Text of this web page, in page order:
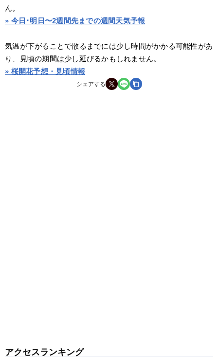
ん。
» 今日･明日〜2週間先までの週間天気予報
気温が下がることで散るまでには少し時間がかかる可能性があ
り、見頃の期間は少し延びるかもしれません。
» 桜開花予想・見頃情報
シェアする
アクセスランキング